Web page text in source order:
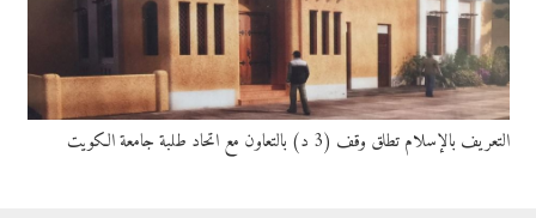
التعريف بالإسلام تطلق وقف (3 د) بالتعاون مع اتحاد طلبة جامعة الكويت